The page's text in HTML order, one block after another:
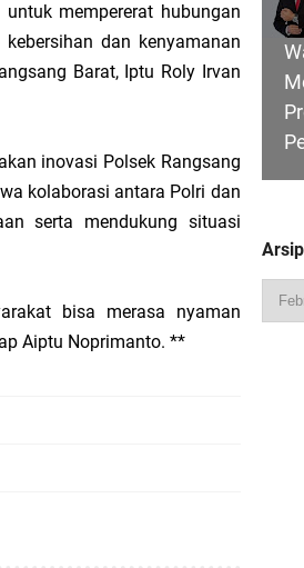
Yoga: Kampus Berkontribusi Memajukan
Usulkan Ruas Strategis dan Jembatan
RI, Dorong Kemandirian Fiskal Daerah
Wujudkan Generasi Emas Indonesia 2045
mempererat hubungan
dan kenyamanan
Barat, Iptu Roly Irvan
inovasi Polsek Rangsang
kolaborasi antara Polri dan
serta mendukung situasi
bisa merasa nyaman
Aiptu Noprimanto. **
Arsip